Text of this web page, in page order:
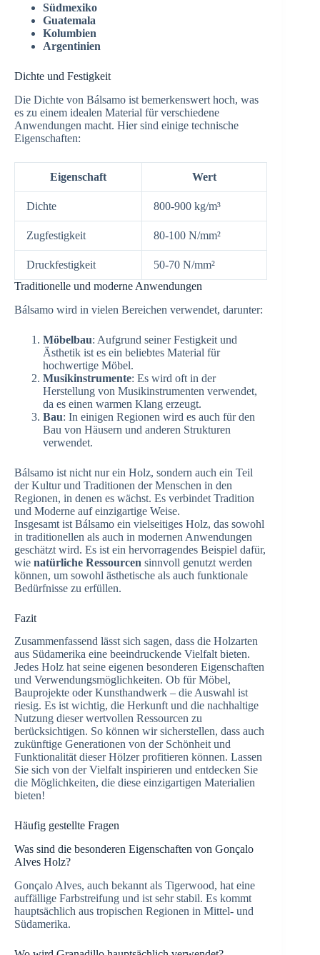
Südmexiko
Guatemala
Kolumbien
Argentinien
Dichte und Festigkeit
Die Dichte von Bálsamo ist bemerkenswert hoch, was
es zu einem idealen Material für verschiedene
Anwendungen macht. Hier sind einige technische
Eigenschaften:
Eigenschaft Wert
Dichte 800-900 kg/m³
Zugfestigkeit 80-100 N/mm²
Druckfestigkeit
50-70 N/mm²
Traditionelle und moderne Anwendungen
Bálsamo wird in vielen Bereichen verwendet, darunter:
Möbelbau: Aufgrund seiner Festigkeit und
Ästhetik ist es ein beliebtes Material für
hochwertige Möbel.
Musikinstrumente: Es wird oft in der
Herstellung von Musikinstrumenten verwendet,
da es einen warmen Klang erzeugt.
Bau: In einigen Regionen wird es auch für den
Bau von Häusern und anderen Strukturen
verwendet.
Bálsamo ist nicht nur ein Holz, sondern auch ein Teil
der Kultur und Traditionen der Menschen in den
Regionen, in denen es wächst. Es verbindet Tradition
und Moderne auf einzigartige Weise.
Insgesamt ist Bálsamo ein vielseitiges Holz, das sowohl
in traditionellen als auch in modernen Anwendungen
geschätzt wird. Es ist ein hervorragendes Beispiel dafür,
wie natürliche Ressourcen sinnvoll genutzt werden
können, um sowohl ästhetische als auch funktionale
Bedürfnisse zu erfüllen.
Fazit
Zusammenfassend lässt sich sagen, dass die Holzarten
aus Südamerika eine beeindruckende Vielfalt bieten.
Jedes Holz hat seine eigenen besonderen Eigenschaften
und Verwendungsmöglichkeiten. Ob für Möbel,
Bauprojekte oder Kunsthandwerk – die Auswahl ist
riesig. Es ist wichtig, die Herkunft und die nachhaltige
Nutzung dieser wertvollen Ressourcen zu
berücksichtigen. So können wir sicherstellen, dass auch
zukünftige Generationen von der Schönheit und
Funktionalität dieser Hölzer profitieren können. Lassen
Sie sich von der Vielfalt inspirieren und entdecken Sie
die Möglichkeiten, die diese einzigartigen Materialien
bieten!
Häufig gestellte Fragen
Was sind die besonderen Eigenschaften von Gonçalo
Alves Holz?
Gonçalo Alves, auch bekannt als Tigerwood, hat eine
auffällige Farbstreifung und ist sehr stabil. Es kommt
hauptsächlich aus tropischen Regionen in Mittel- und
Südamerika.